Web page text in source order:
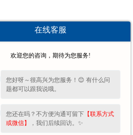
力学性能次于湖北半球封头
圆封头的深度介于半球形和碟
备及模具的要求、制造难度亦
球封头容易，比碟形封头困
压制造工艺，为制造大直径椭
在线客服
欢迎您的咨询，期待为您服务!
您好呀～很高兴为您服务！😊 有什么问
题都可以跟我说哦。
您还在吗？不方便沟通可留下 【联系方式
或微信】
，我们后续回访。✨